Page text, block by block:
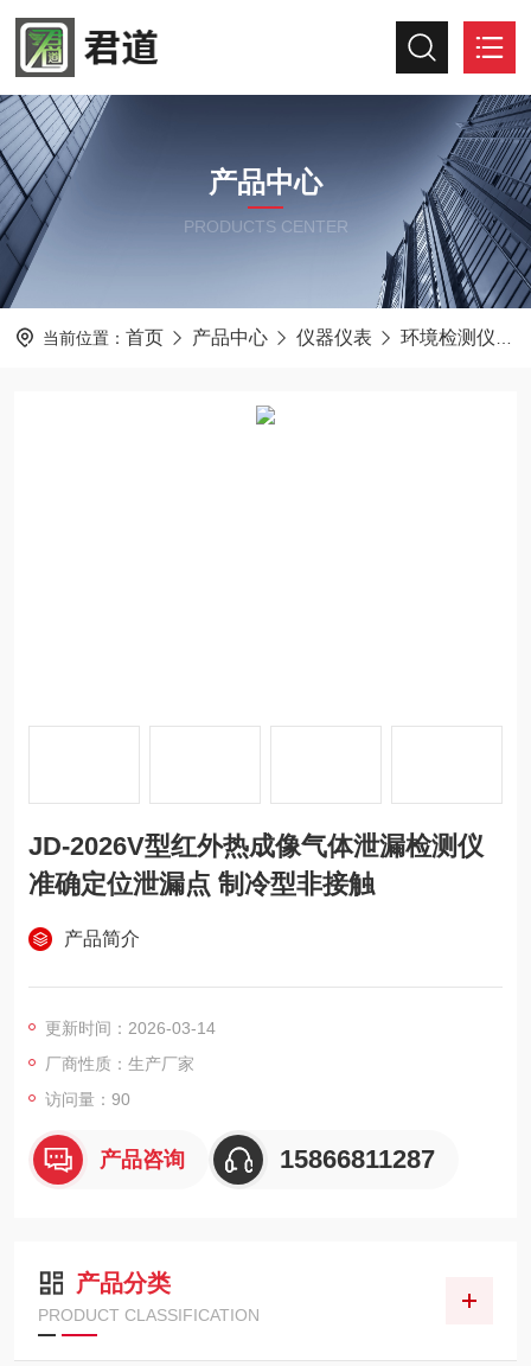
产品中心
PRODUCTS CENTER
当前位置： 首页 产品中心 仪器仪表 环境检测仪器
JD-2026V型红外热成像气体泄漏检测仪
准确定位泄漏点 制冷型非接触
产品简介
更新时间：2026-03-14
厂商性质：生产厂家
访问量：90
产品咨询 15866811287
产品分类
PRODUCT CLASSIFICATION